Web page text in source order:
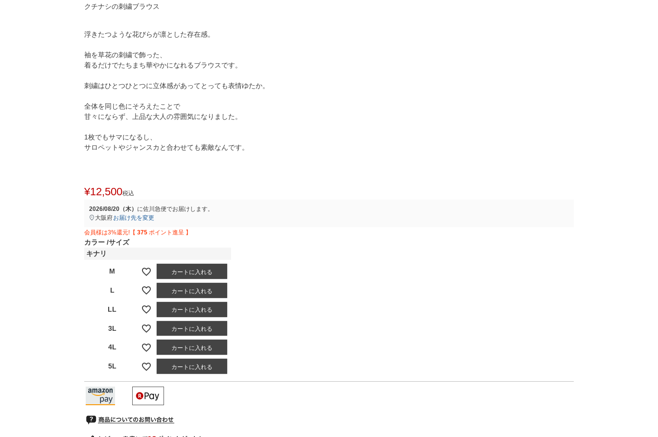
クチナシの刺繍ブラウス
浮きたつような花びらが凛とした存在感。
袖を草花の刺繍で飾った、
着るだけでたちまち華やかになれるブラウスです。
刺繍はひとつひとつに立体感があってとっても表情ゆたか。
全体を同じ色にそろえたことで
甘々にならず、上品な大人の雰囲気になりました。
1枚でもサマになるし、
サロペットやジャンスカと合わせても素敵なんです。
¥12,500税込
2026/08/20（木） に佐川急便でお届けします。
大阪府お届け先を変更
会員様は3%還元!【 375 ポイント進呈 】
カラー サイズ
キナリ
M カートに入れる
L カートに入れる
LL カートに入れる
3L カートに入れる
4L カートに入れる
5L カートに入れる